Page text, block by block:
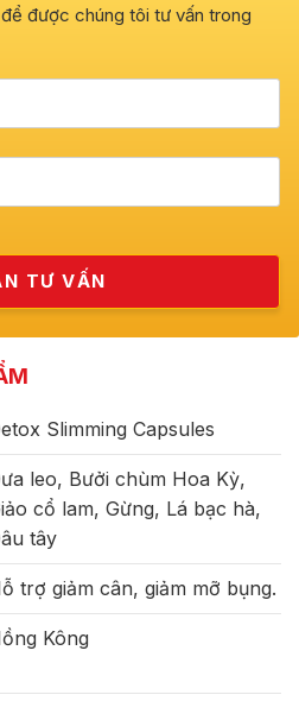
được chúng tôi tư vấn trong
Slimming Capsules
leo, Bưởi chùm Hoa Kỳ,
cổ lam, Gừng, Lá bạc hà,
tây
trợ giảm cân, giảm mỡ bụng.
Kông